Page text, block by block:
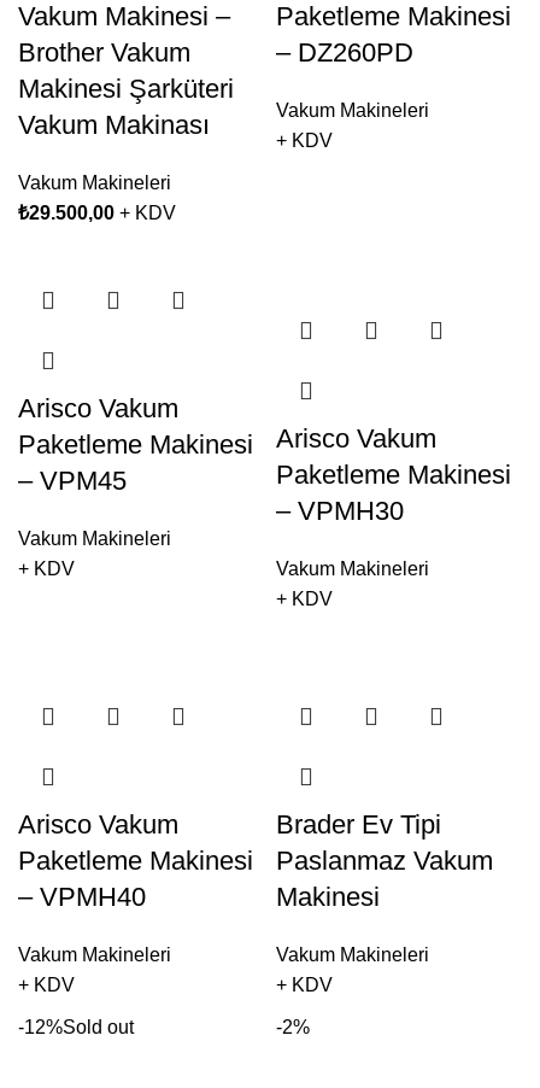
Vakum Makinesi –
Brother Vakum
Makinesi Şarküteri
Vakum Makinası
Vakum Makineleri
₺29.500,00 + KDV
Paketleme Makinesi
– DZ260PD
Vakum Makineleri
+ KDV
Arisco Vakum
Paketleme Makinesi
– VPM45
Vakum Makineleri
+ KDV
Arisco Vakum
Paketleme Makinesi
– VPMH30
Vakum Makineleri
+ KDV
Arisco Vakum
Paketleme Makinesi
– VPMH40
Vakum Makineleri
+ KDV
Brader Ev Tipi
Paslanmaz Vakum
Makinesi
Vakum Makineleri
+ KDV
-12%Sold out -2%